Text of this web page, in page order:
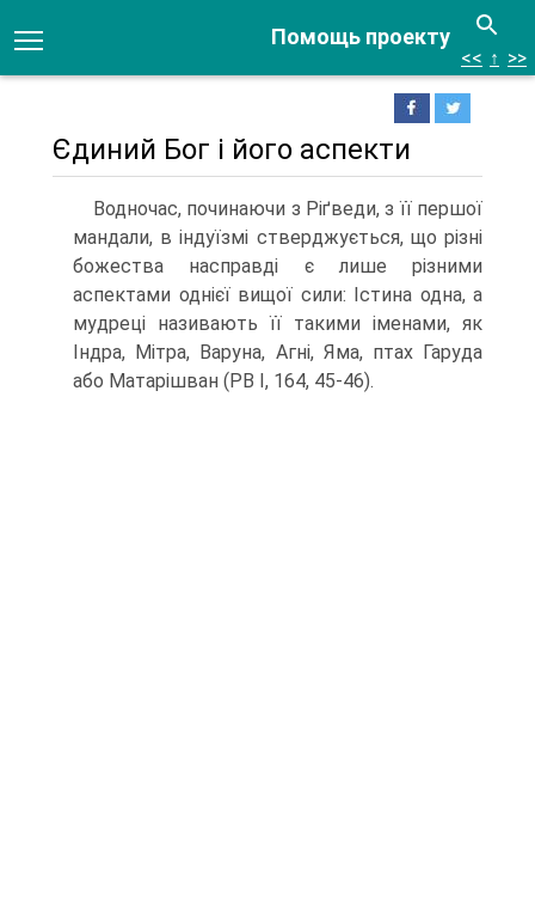
Помощь проекту
<< ↑ >>
Єдиний Бог і його аспекти
Водночас, починаючи з Ріґведи, з її першої
мандали, в індуїзмі стверджується, що різні
божества насправді є лише різними
аспектами однієї вищої сили: Істина одна, а
мудреці називають її такими іменами, як
Індра, Мітра, Варуна, Агні, Яма, птах Гаруда
або Матарішван (РВ I, 164, 45-46).